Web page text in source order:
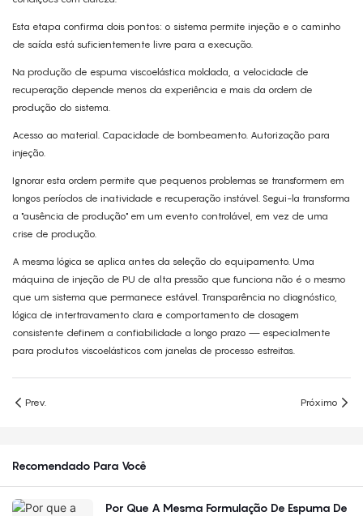
Esta etapa confirma dois pontos: o sistema permite injeção e o caminho
de saída está suficientemente livre para a execução.
Na produção de espuma viscoelástica moldada, a velocidade de
recuperação depende menos da experiência e mais da ordem de
produção do sistema.
Acesso ao material. Capacidade de bombeamento. Autorização para
injeção.
Ignorar esta ordem permite que pequenos problemas se transformem em
longos períodos de inatividade e recuperação instável. Segui-la transforma
a "ausência de produção" em um evento controlável, em vez de uma
crise de produção.
A mesma lógica se aplica antes da seleção do equipamento. Uma
máquina de injeção de PU de alta pressão que funciona não é o mesmo
que um sistema que permanece estável. Transparência no diagnóstico,
lógica de intertravamento clara e comportamento de dosagem
consistente definem a confiabilidade a longo prazo — especialmente
para produtos viscoelásticos com janelas de processo estreitas.
Prev. Próximo
Recomendado Para Você
Por Que A Mesma Formulação De Espuma De